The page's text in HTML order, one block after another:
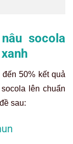
socola
50% kết quả
lên chuẩn
sau: